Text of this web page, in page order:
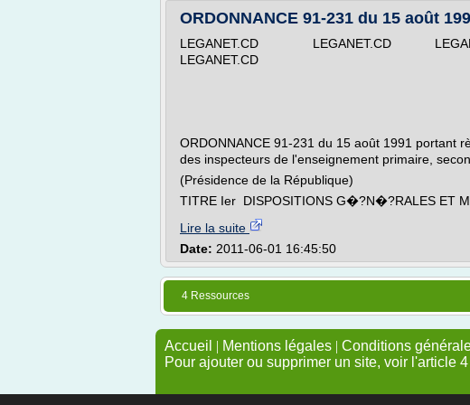
ORDONNANCE 91-231 du 15 août
LEGANET.CD LEGANET.CD
LEGANET.CD
ORDONNANCE 91-231 du 15 août 1991 portant
des inspecteurs de l'enseignement primaire,
(Présidence de la République)
TITRE Ier DISPOSITIONS G�?N�?RALES ET
Lire la suite
Date: 2011-06-01 16:45:50
4 Ressources
Accueil | Mentions légales | Conditions
Pour ajouter ou supprimer un site, voir l'article